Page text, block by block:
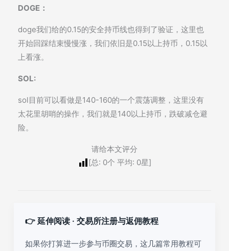
DOGE：
doge我们给的0.15的安全持币线也得到了验证，这里也
开始回踩结束慢慢涨，我们依旧是0.15以上持币，0.15以
上看涨。
SOL:
sol目前可以看做是140-160的一个震荡调整，这里没有
太花里胡哨的操作，我们就是140以上持币，跌破减仓避
险。
请给本文评分
[总: 0个 平均: 0星]
👉 延伸阅读 · 交易所注册与返佣教程
如果你打算进一步参与币圈交易，这几篇常用教程可